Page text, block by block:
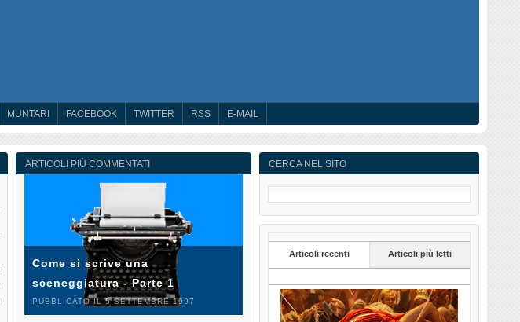
MUNTARI FACEBOOK TWITTER RSS E-MAIL
CERCA NEL SITO
Articoli recenti Articoli più letti
ARTICOLI PIÙ COMMENTATI
Come si scrive una
sceneggiatura - Parte 1
PUBBLICATO IL 5 SETTEMBRE 1997